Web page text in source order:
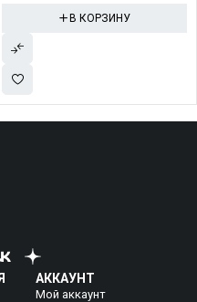
В КОРЗИНУ
АККАУНТ
Мой аккаунт